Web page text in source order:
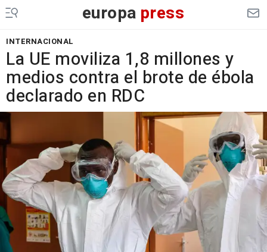
europa press
INTERNACIONAL
La UE moviliza 1,8 millones y
medios contra el brote de ébola
declarado en RDC